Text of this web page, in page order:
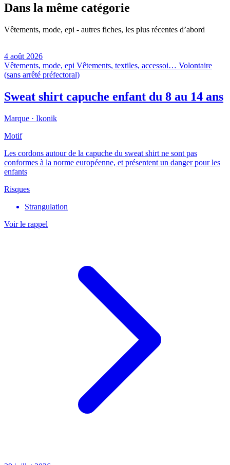
Dans la même catégorie
Vêtements, mode, epi - autres fiches, les plus récentes d’abord
4 août 2026
Vêtements, mode, epi Vêtements, textiles, accessoi… Volontaire
(sans arrêté préfectoral)
Sweat shirt capuche enfant du 8 au 14 ans
Marque · Ikonik
Motif
Les cordons autour de la capuche du sweat shirt ne sont pas
conformes à la norme européenne, et présentent un danger pour les
enfants
Risques
Strangulation
Voir le rappel